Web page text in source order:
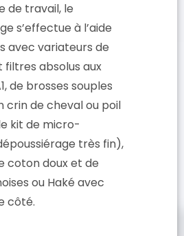
de travail, le
s’effectue à l’aide
avec variateurs de
filtres absolus aux
de brosses souples
crin de cheval ou poil
kit de micro-
très fin),
coton doux et de
ou Haké avec
côté.